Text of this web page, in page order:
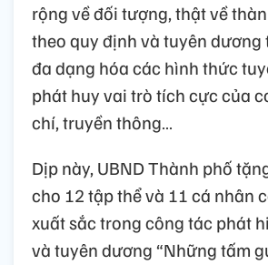
rộng về đối tượng, thật về
theo quy định và tuyên dương
đa dạng hóa các hình thức
phát huy vai trò tích cực của
chí, truyền thông…
Dịp này, UBND Thành phố
cho 12 tập thể và 11 cá nhân
xuất sắc trong công tác phát
và tuyên dương “Những tấm